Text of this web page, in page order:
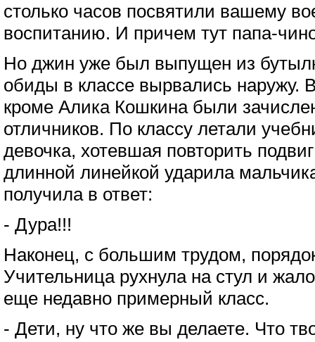
столько часов посвятили вашему
воспитанию. И причем тут папа-
Но джин уже был выпущен из
обиды в классе вырвались наружу.
кроме Алика Кошкина были
отличников. По классу летали
девочка, хотевшая повторить
длинной линейкой ударила
получила в ответ:
- Дура!!!
Наконец, с большим трудом,
Учительница рухнула на стул и
еще недавно примерный класс.
- Дети, ну что же вы делаете. Что